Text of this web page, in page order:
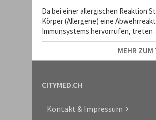
Da bei einer allergischen Reaktion
Körper (Allergene) eine
Immunsystems hervorrufen, treten
MEHR ZUM
CITYMED.CH
Kontakt & Impressum